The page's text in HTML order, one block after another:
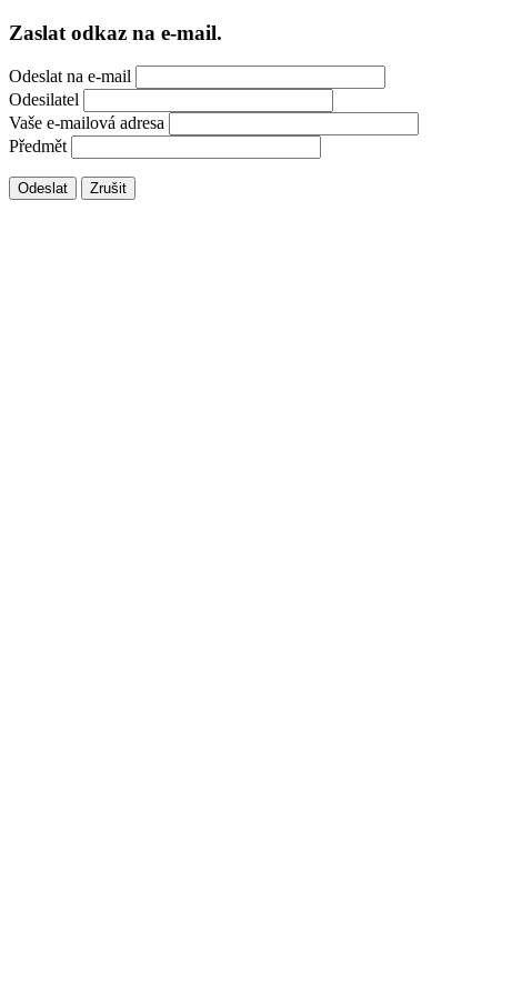
Zaslat odkaz na e-mail.
Odeslat na e-mail
Odesilatel
Vaše e-mailová adresa
Předmět